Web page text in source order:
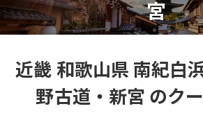
宮
近畿 和歌山県 南紀白
野古道・新宮 のク